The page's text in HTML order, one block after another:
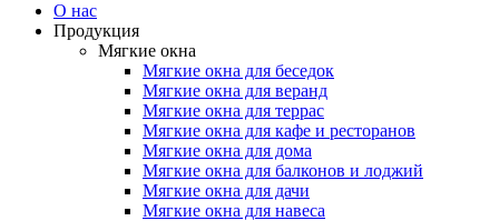
О нас
Продукция
Мягкие окна
Мягкие окна для беседок
Мягкие окна для веранд
Мягкие окна для террас
Мягкие окна для кафе и ресторанов
Мягкие окна для дома
Мягкие окна для балконов и лоджий
Мягкие окна для дачи
Мягкие окна для навеса